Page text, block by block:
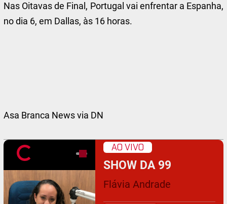
Nas Oitavas de Final, Portugal vai enfrentar a Espanha,
no dia 6, em Dallas, às 16 horas.
Asa Branca News via DN
AO VIVO
SHOW DA 99
Flávia Andrade